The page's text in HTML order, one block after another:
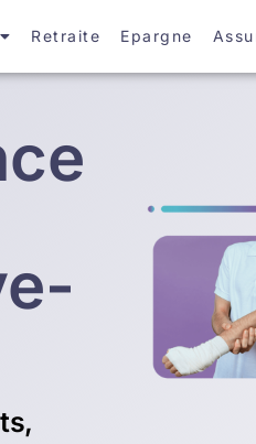
Retraite Epargne